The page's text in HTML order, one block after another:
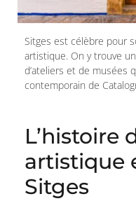
Sitges est célèbre pour
artistique. On y trouve
d’ateliers et de musées
contemporain de
L’histoire
artistique
Sitges